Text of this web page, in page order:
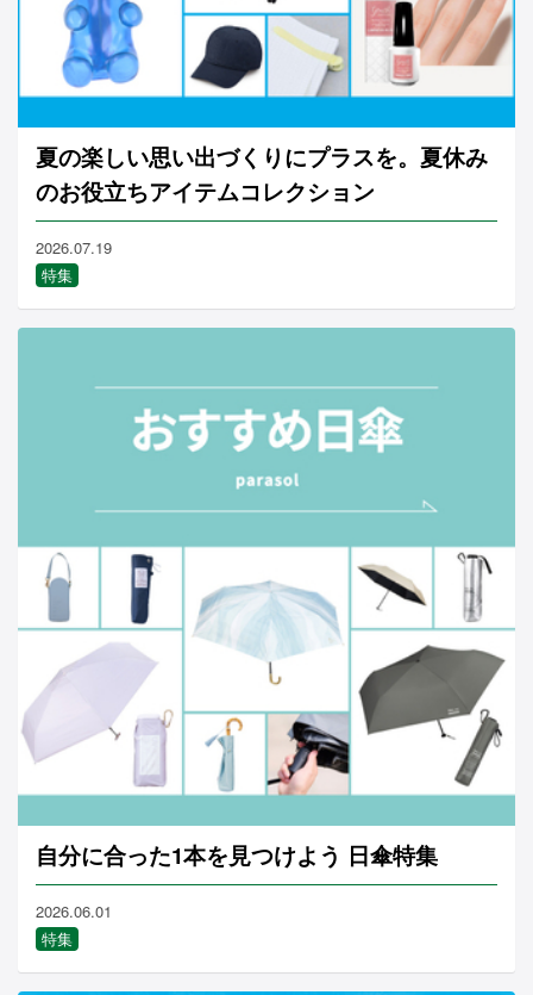
夏の楽しい思い出づくりにプラスを。夏休み
のお役立ちアイテムコレクション
2026.07.19
特集
自分に合った1本を見つけよう 日傘特集
2026.06.01
特集